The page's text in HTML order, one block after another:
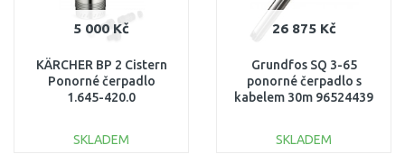
5 000 Kč
KÄRCHER BP 2 Cistern
Ponorné čerpadlo
1.645-420.0
SKLADEM
26 875 Kč
Grundfos SQ 3-65
ponorné čerpadlo s
kabelem 30m 96524439
SKLADEM